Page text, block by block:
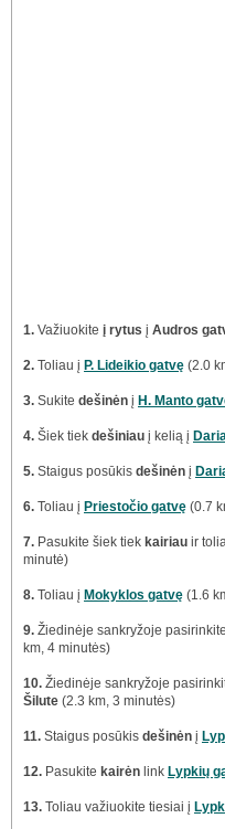
1. Važiuokite į rytus į Audros
2. Toliau į P. Lideikio gatvę (2.0
3. Sukite dešinėn į H. Manto
4. Šiek tiek dešiniau į kelią į
5. Staigus posūkis dešinėn į
6. Toliau į Priestočio gatvę (0.7
7. Pasukite šiek tiek kairiau ir
minutė)
8. Toliau į Mokyklos gatvę (1.6
9. Žiedinėje sankryžoje pasirinkite
km, 4 minutės)
10. Žiedinėje sankryžoje
Šilute (2.3 km, 3 minutės)
11. Staigus posūkis dešinėn į
12. Pasukite kairėn link Lypkių
13. Toliau važiuokite tiesiai į